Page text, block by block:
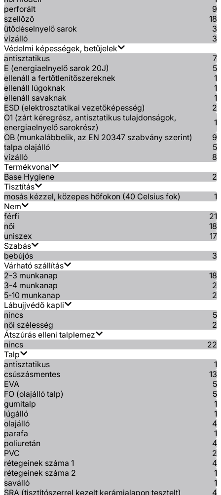
perforált
9
szellőző
18
ütődéselnyelő sarok
3
vízálló
3
Védelmi képességek, betűjelek
antisztatikus
7
E (energiaelnyelő sarok 20J)
5
ellenáll a fertőtlenítőszereknek
1
ellenáll lúgoknak
1
ellenáll savaknak
1
ESD (elektrosztatikai vezetőképesség)
2
O1 (zárt kéregrész, antisztatikus tulajdonságok,
energiaelnyelő sarokrész)
1
OB (munkalábbelik, az EN 20347 szabvány szerint)
9
talpa olajálló
5
vízálló
8
Termékvonal
Base Hygiene
2
Tisztítás
mosás kézzel, közepes hőfokon (40 Celsius fok)
1
Nem
férfi
21
női
18
uniszex
17
Szabás
bebújós
3
Várható szállítás
2-3 munkanap
18
3-4 munkanap
2
5-10 munkanap
2
Lábujjvédő kapli
nincs
5
női szélesség
2
Átszúrás elleni talplemez
nincs
22
Talp
antisztatikus
1
csúszásmentes
13
EVA
5
FO (olajálló talp)
5
gumitalp
1
lúgálló
1
olajálló
4
parafa
1
poliuretán
4
PVC
2
rétegeinek száma 1
4
rétegeinek száma 2
1
saválló
1
SRA (tisztítószerrel kezelt kerámialapon tesztelt)
4